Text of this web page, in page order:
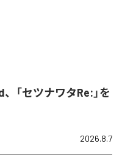
「セツナワタRe:」を
2026.8.7